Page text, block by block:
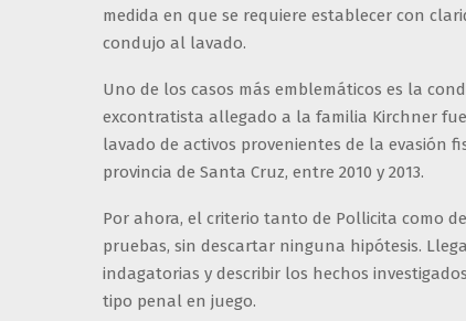
medida en que se requiere establecer con
condujo al lavado.
Uno de los casos más emblemáticos es la
excontratista allegado a la familia Kirchner
lavado de activos provenientes de la evasión
provincia de Santa Cruz, entre 2010 y 2013.
Por ahora, el criterio tanto de Pollicita como
pruebas, sin descartar ninguna hipótesis.
indagatorias y describir los hechos
tipo penal en juego.